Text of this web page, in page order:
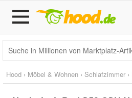
Hood › Möbel & Wohnen › Schlafzimmer ›